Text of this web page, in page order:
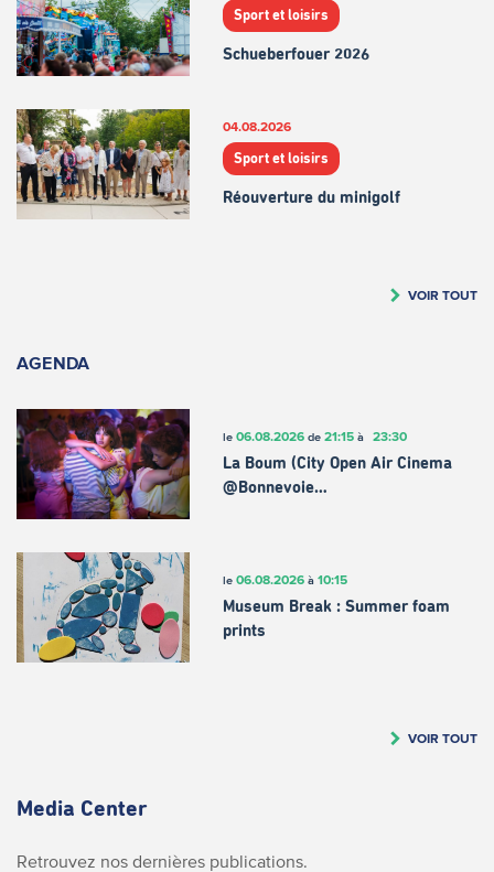
Sport et loisirs
Schueberfouer 2026
04.08.2026
Sport et loisirs
Réouverture du minigolf
VOIR TOUT
AGENDA
le 06.08.2026de 21:15à 23:30
La Boum (City Open Air Cinema
@Bonnevoie…
le 06.08.2026à 10:15
Museum Break : Summer foam
prints
VOIR TOUT
Media Center
Retrouvez nos dernières publications.